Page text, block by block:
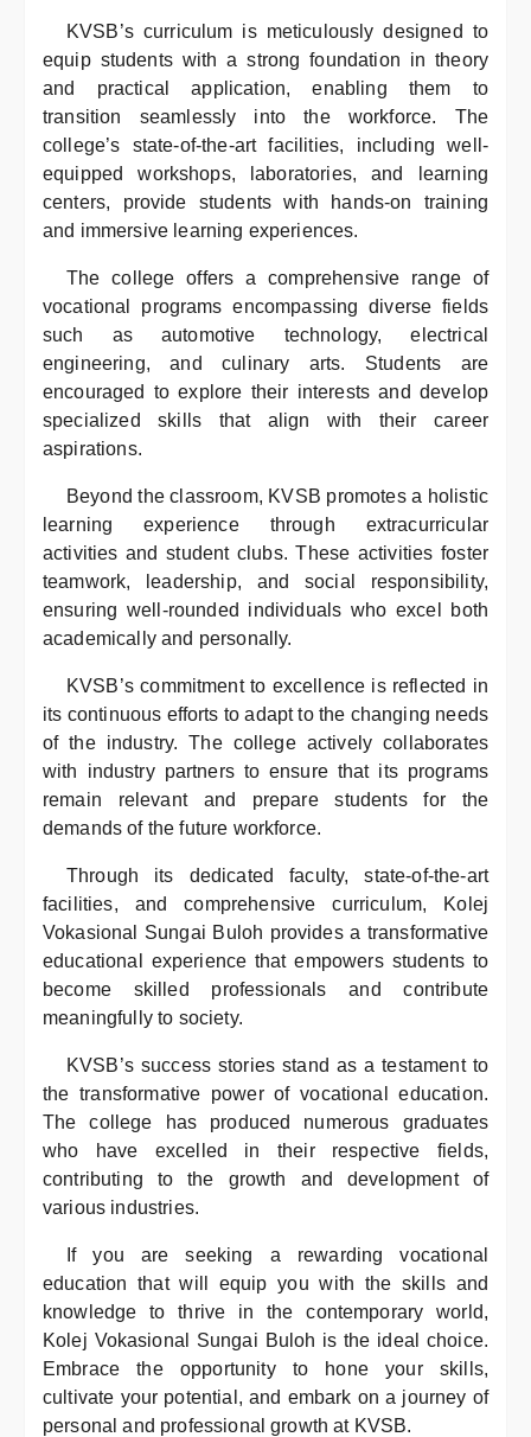
KVSB’s curriculum is meticulously designed to
equip students with a strong foundation in theory
and practical application, enabling them to
transition seamlessly into the workforce. The
college’s state-of-the-art facilities, including well-
equipped workshops, laboratories, and learning
centers, provide students with hands-on training
and immersive learning experiences.
The college offers a comprehensive range of
vocational programs encompassing diverse fields
such as automotive technology, electrical
engineering, and culinary arts. Students are
encouraged to explore their interests and develop
specialized skills that align with their career
aspirations.
Beyond the classroom, KVSB promotes a holistic
learning experience through extracurricular
activities and student clubs. These activities foster
teamwork, leadership, and social responsibility,
ensuring well-rounded individuals who excel both
academically and personally.
KVSB’s commitment to excellence is reflected in
its continuous efforts to adapt to the changing needs
of the industry. The college actively collaborates
with industry partners to ensure that its programs
remain relevant and prepare students for the
demands of the future workforce.
Through its dedicated faculty, state-of-the-art
facilities, and comprehensive curriculum, Kolej
Vokasional Sungai Buloh provides a transformative
educational experience that empowers students to
become skilled professionals and contribute
meaningfully to society.
KVSB’s success stories stand as a testament to
the transformative power of vocational education.
The college has produced numerous graduates
who have excelled in their respective fields,
contributing to the growth and development of
various industries.
If you are seeking a rewarding vocational
education that will equip you with the skills and
knowledge to thrive in the contemporary world,
Kolej Vokasional Sungai Buloh is the ideal choice.
Embrace the opportunity to hone your skills,
cultivate your potential, and embark on a journey of
personal and professional growth at KVSB.